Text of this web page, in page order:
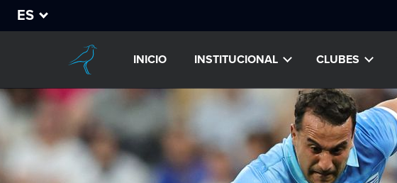
ES
INICIO INSTITUCIONAL CLUBES